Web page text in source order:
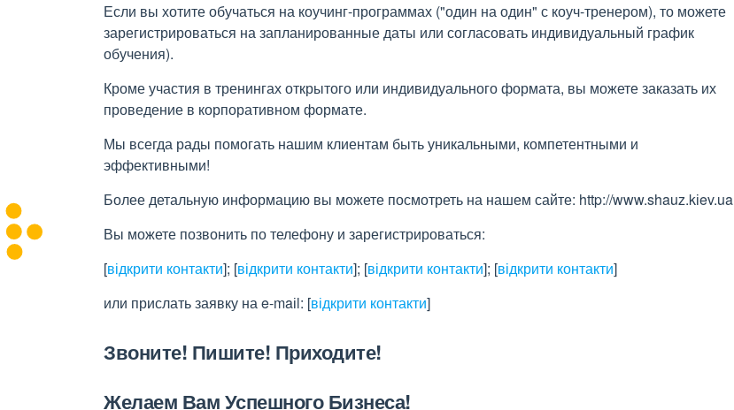
Если вы хотите обучаться на коучинг-программах ("один на один" с коуч-тренером), то можете
зарегистрироваться на запланированные даты или согласовать индивидуальный график
обучения).
Кроме участия в тренингах открытого или индивидуального формата, вы можете заказать их
проведение в корпоративном формате.
Мы всегда рады помогать нашим клиентам быть уникальными, компетентными и
эффективными!
Более детальную информацию вы можете посмотреть на нашем сайте: http://www.shauz.kіev.ua
Вы можете позвонить по телефону и зарегистрироваться:
[відкрити контакти]; [відкрити контакти]; [відкрити контакти]; [відкрити контакти]
или прислать заявку на e-maіl: [відкрити контакти]
Звоните! Пишите! Приходите!
Желаем Вам Успешного Бизнеса!